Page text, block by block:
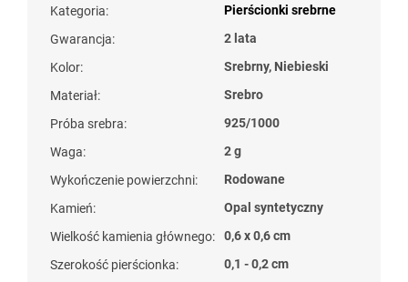
Kategoria:
Pierścionki srebrne
Gwarancja:
2 lata
Kolor:
Srebrny, Niebieski
Materiał:
Srebro
Próba srebra:
925/1000
Waga:
2 g
Wykończenie powierzchni:
Rodowane
Kamień:
Opal syntetyczny
Wielkość kamienia głównego:
0,6 x 0,6 cm
Szerokość pierścionka: 0,1 - 0,2 cm